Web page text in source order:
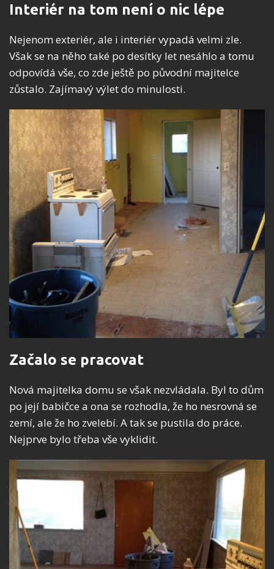
Interiér na tom není o nic lépe
Nejenom exteriér, ale i interiér vypadá velmi zle.
Však se na něho také po desítky let nesáhlo a tomu
odpovídá vše, co zde ještě po původní majitelce
zůstalo. Zajímavý výlet do minulosti.
Začalo se pracovat
Nová majitelka domu se však nezvládala. Byl to dům
po její babičce a ona se rozhodla, že ho nesrovná se
zemí, ale že ho zvelebí. A tak se pustila do práce.
Nejprve bylo třeba vše vyklidit.